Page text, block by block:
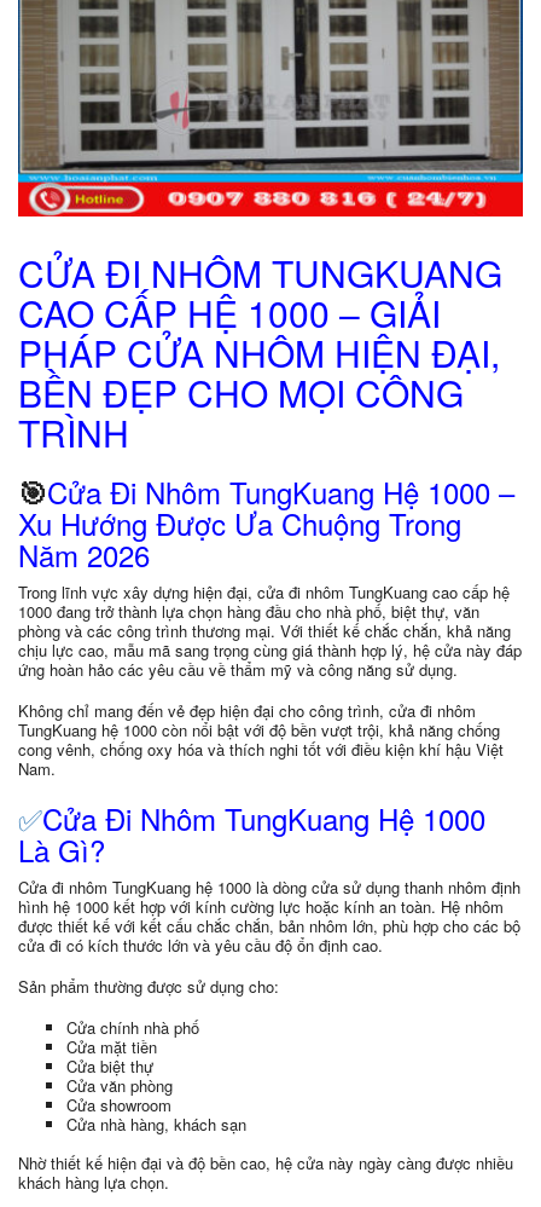
CỬA ĐI NHÔM TUNGKUANG
CAO CẤP HỆ 1000 – GIẢI
PHÁP CỬA NHÔM HIỆN ĐẠI,
BỀN ĐẸP CHO MỌI CÔNG
TRÌNH
🎯Cửa Đi Nhôm TungKuang Hệ 1000 –
Xu Hướng Được Ưa Chuộng Trong
Năm 2026
Trong lĩnh vực xây dựng hiện đại, cửa đi nhôm TungKuang cao cấp hệ
1000 đang trở thành lựa chọn hàng đầu cho nhà phố, biệt thự, văn
phòng và các công trình thương mại. Với thiết kế chắc chắn, khả năng
chịu lực cao, mẫu mã sang trọng cùng giá thành hợp lý, hệ cửa này đáp
ứng hoàn hảo các yêu cầu về thẩm mỹ và công năng sử dụng.
Không chỉ mang đến vẻ đẹp hiện đại cho công trình, cửa đi nhôm
TungKuang hệ 1000 còn nổi bật với độ bền vượt trội, khả năng chống
cong vênh, chống oxy hóa và thích nghi tốt với điều kiện khí hậu Việt
Nam.
✅Cửa Đi Nhôm TungKuang Hệ 1000
Là Gì?
Cửa đi nhôm TungKuang hệ 1000 là dòng cửa sử dụng thanh nhôm định
hình hệ 1000 kết hợp với kính cường lực hoặc kính an toàn. Hệ nhôm
được thiết kế với kết cấu chắc chắn, bản nhôm lớn, phù hợp cho các bộ
cửa đi có kích thước lớn và yêu cầu độ ổn định cao.
Sản phẩm thường được sử dụng cho:
Cửa chính nhà phố
Cửa mặt tiền
Cửa biệt thự
Cửa văn phòng
Cửa showroom
Cửa nhà hàng, khách sạn
Nhờ thiết kế hiện đại và độ bền cao, hệ cửa này ngày càng được nhiều
khách hàng lựa chọn.